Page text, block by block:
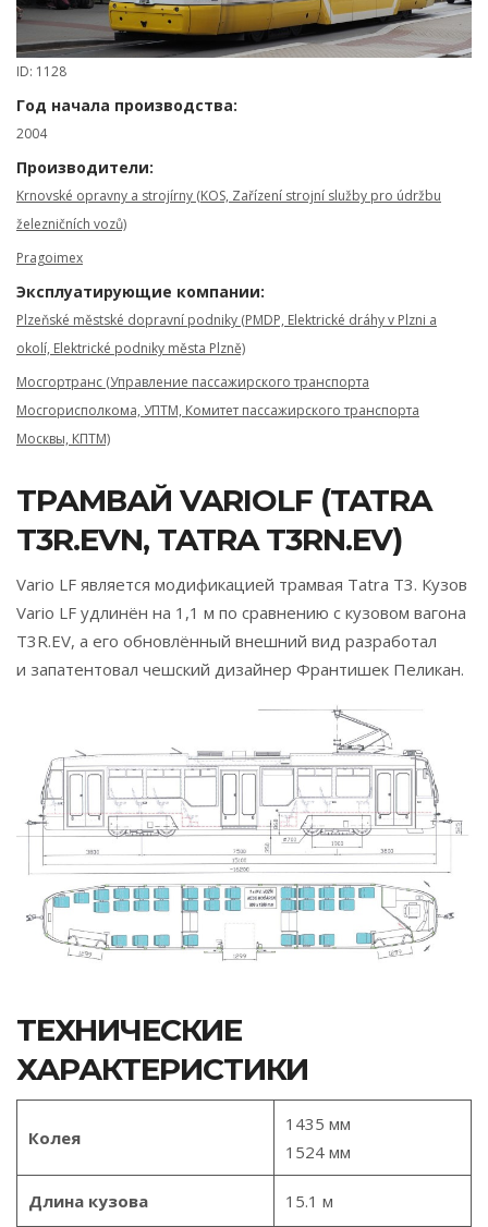
ID: 1128
Год начала производства:
2004
Производители:
Krnovské opravny a strojírny (KOS, Zařízení strojní služby pro údržbu
železničních vozů)
Pragoimex
Эксплуатирующие компании:
Plzeňské městské dopravní podniky (PMDP, Elektrické dráhy v Plzni a
okolí, Elektrické podniky města Plzně)
Мосгортранс (Управление пассажирского транспорта
Мосгорисполкома, УПТМ, Комитет пассажирского транспорта
Москвы, КПТМ)
ТРАМВАЙ VARIOLF (TATRA
T3R.EVN, TATRA T3RN.EV)
Vario LF является модификацией трамвая Tatra T3. Кузов
Vario LF удлинён на 1,1 м по сравнению с кузовом вагона
T3R.EV, а его обновлённый внешний вид разработал
и запатентовал чешский дизайнер Франтишек Пеликан.
ТЕХНИЧЕСКИЕ
ХАРАКТЕРИСТИКИ
Колея
1435 мм
1524 мм
Длина кузова 15.1 м